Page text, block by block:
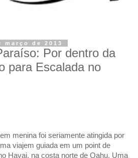
março de 2013
Por dentro da
para Escalada no
menina foi seriamente atingida por
viajem guiada em um point de
Havai, na costa norte de Oahu. Uma